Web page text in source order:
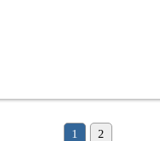
1 2